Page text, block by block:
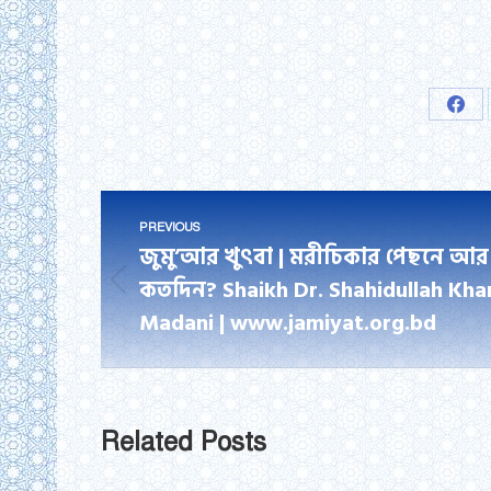
on
Post
navigation
PREVIOUS
Previous
post:
জুমু’আর খুৎবা | মরীচিকার পেছনে আর
কতদিন? Shaikh Dr. Shahidullah
Madani | www.jamiyat.org.bd
Related Posts